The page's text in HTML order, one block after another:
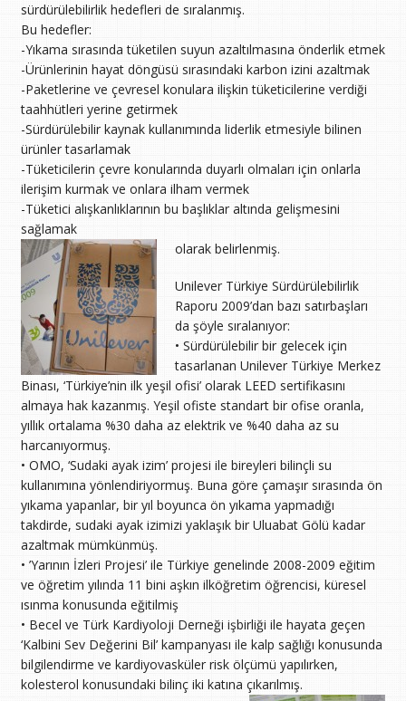
sürdürülebilirlik hedefleri de sıralanmış.
Bu hedefler:
-Yıkama sırasında tüketilen suyun azaltılmasına önderlik etmek
-Ürünlerinin hayat döngüsü sırasındaki karbon izini azaltmak
-Paketlerine ve çevresel konulara ilişkin tüketicilerine verdiği
taahhütleri yerine getirmek
-Sürdürülebilir kaynak kullanımında liderlik etmesiyle bilinen
ürünler tasarlamak
-Tüketicilerin çevre konularında duyarlı olmaları için onlarla
ilerişim kurmak ve onlara ilham vermek
-Tüketici alışkanlıklarının bu başlıklar altında gelişmesini
sağlamak
olarak belirlenmiş.
Unilever Türkiye Sürdürülebilirlik
Raporu 2009’dan bazı satırbaşları
da şöyle sıralanıyor:
• Sürdürülebilir bir gelecek için
tasarlanan Unilever Türkiye Merkez
Binası, ‘Türkiye’nin ilk yeşil ofisi’ olarak LEED sertifikasını
almaya hak kazanmış. Yeşil ofiste standart bir ofise oranla,
yıllık ortalama %30 daha az elektrik ve %40 daha az su
harcanıyormuş.
• OMO, ‘Sudaki ayak izim’ projesi ile bireyleri bilinçli su
kullanımına yönlendiriyormuş. Buna göre çamaşır sırasında ön
yıkama yapanlar, bir yıl boyunca ön yıkama yapmadığı
takdirde, sudaki ayak izimizi yaklaşık bir Uluabat Gölü kadar
azaltmak mümkünmüş.
• ’Yarının İzleri Projesi’ ile Türkiye genelinde 2008-2009 eğitim
ve öğretim yılında 11 bini aşkın ilköğretim öğrencisi, küresel
ısınma konusunda eğitilmiş
• Becel ve Türk Kardiyoloji Derneği işbirliği ile hayata geçen
‘Kalbini Sev Değerini Bil’ kampanyası ile kalp sağlığı konusunda
bilgilendirme ve kardiyovasküler risk ölçümü yapılırken,
kolesterol konusundaki bilinç iki katına çıkarılmış.